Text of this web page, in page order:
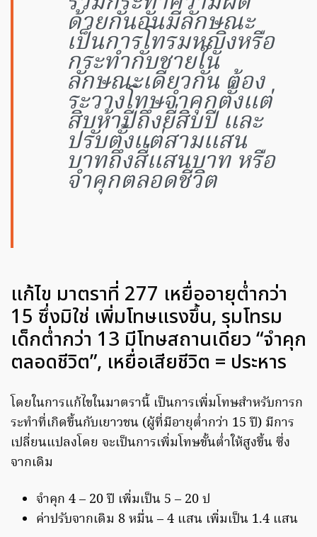
ด้วยกันอันมีลักษณะ
เป็นการโทรมหญิงหรือ
กระทำกับชายใน
ลักษณะเดียวกัน ต้อง
ระวางโทษจำคุกตั้งแต่
สิบห้าปีถึงยี่สิบปี และ
ปรับตั้งแต่สามแสน
บาทถึงสี่แสนบาท หรือ
จำคุกตลอดชีวิต
แก้ไข มาตราที่ 277 เหยื่ออายุต่ำกว่า
15 ซึ่งมิใช่ เพิ่มโทษแรงขึ้น, รุมโทรม
เด็กต่ำกว่า 13 มีโทษสถานเดียว “จำคุก
ตลอดชีวิต”, เหยื่อเสียชีวิต = ประหาร
โดยในการแก้ไขในมาตรานี้ เป็นการเพิ่มโทษสำหรับการก
ระทำที่เกิดขึ้นกับเยาวชน (ผู้ที่มีอายุต่ำกว่า 15 ปี) มีการ
เปลี่ยนแปลงโดย จะเป็นการเพิ่มโทษขั้นต่ำให้สูงขึ้น ซึ่ง
จากเดิม
จำคุก 4 – 20 ปี เพิ่มเป็น 5 – 20 ป
ค่าปรับจากเดิม 8 หมื่น – 4 แสน เพิ่มเป็น 1.4 แสน